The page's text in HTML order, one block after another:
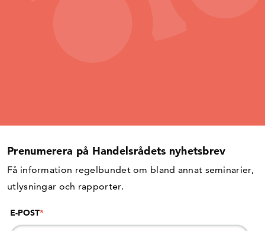
Prenumerera på Handelsrådets nyhetsbrev
Få information regelbundet om bland annat seminarier,
utlysningar och rapporter.
E-POST*